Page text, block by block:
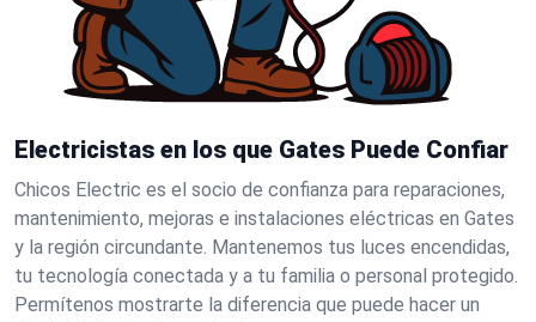
Electricistas en los que Gates Puede Confiar
Chicos Electric es el socio de confianza para reparaciones,
mantenimiento, mejoras e instalaciones eléctricas en Gates
y la región circundante. Mantenemos tus luces encendidas,
tu tecnología conectada y a tu familia o personal protegido.
Permítenos mostrarte la diferencia que puede hacer un